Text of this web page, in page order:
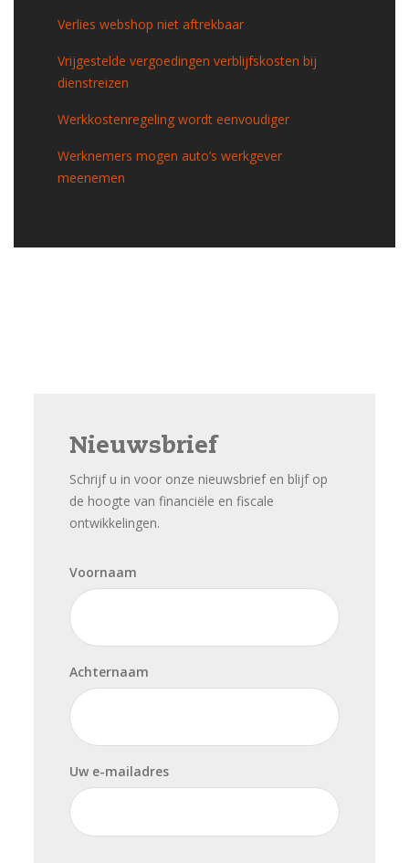
Verlies webshop niet aftrekbaar
Vrijgestelde vergoedingen verblijfskosten bij
dienstreizen
Werkkostenregeling wordt eenvoudiger
Werknemers mogen auto’s werkgever
meenemen
Nieuwsbrief
Schrijf u in voor onze nieuwsbrief en blijf op
de hoogte van financiële en fiscale
ontwikkelingen.
Voornaam
Achternaam
Uw e-mailadres